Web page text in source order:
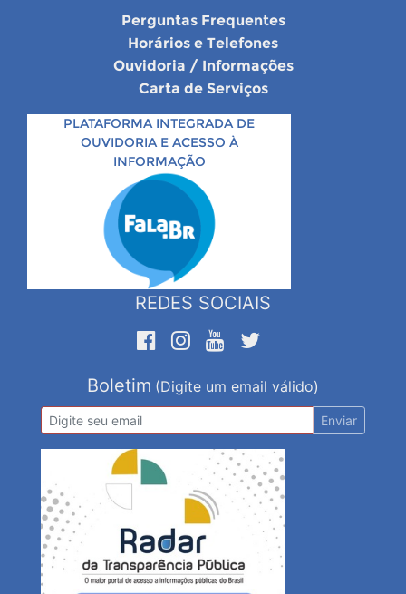
Perguntas Frequentes
Horários e Telefones
Ouvidoria / Informações
Carta de Serviços
PLATAFORMA INTEGRADA DE
OUVIDORIA E ACESSO À
INFORMAÇÃO
REDES SOCIAIS
Boletim (Digite um email válido)
Enviar